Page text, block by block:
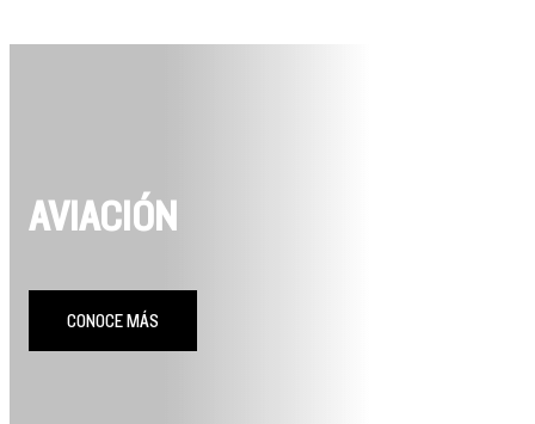
AVIACIÓN
CONOCE MÁS